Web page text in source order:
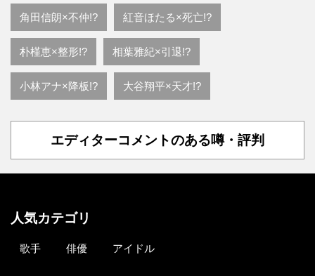
角田信朗×不仲!? 紅音ほたる×死亡!?
朴槿恵×整形!? 相葉雅紀×引退!?
小林アナ×降板!? 大谷翔平×天才!?
エディターコメントのある噂・評判
人気カテゴリ
歌手 俳優 アイドル